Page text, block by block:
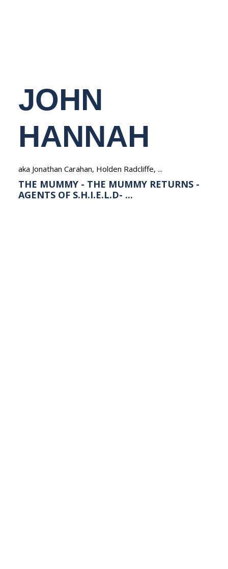
JOHN
HANNAH
aka Jonathan Carahan, Holden Radcliffe, ...
THE MUMMY - THE MUMMY RETURNS -
AGENTS OF S.H.I.E.L.D- ...